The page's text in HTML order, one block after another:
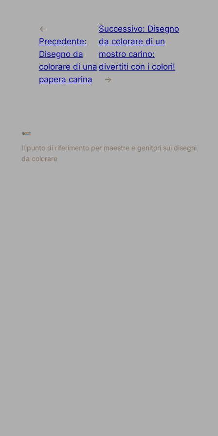
←
Precedente:
Disegno da
colorare di una
papera carina
Successivo: Disegno
da colorare di un
mostro carino:
divertiti con i colori!
→
Il punto di riferimento per maestre e genitori sui disegni
da colorare